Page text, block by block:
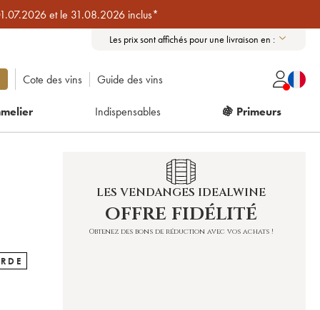
et le 31.08.2026 inclus*
Les prix sont affichés pour une livraison en :
Cote des vins Guide des vins
Indispensables 🍇 Primeurs
LES VENDANGES IDEALWINE
offre fidélité
Obtenez des bons de réduction avec vos achats !